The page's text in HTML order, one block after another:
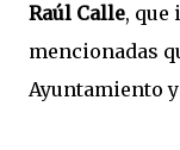
Raúl Calle, que
mencionadas
Ayuntamiento